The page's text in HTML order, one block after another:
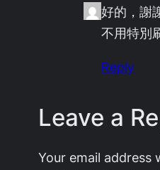
好的，謝
不用特別
Reply
Leave a
Your email address